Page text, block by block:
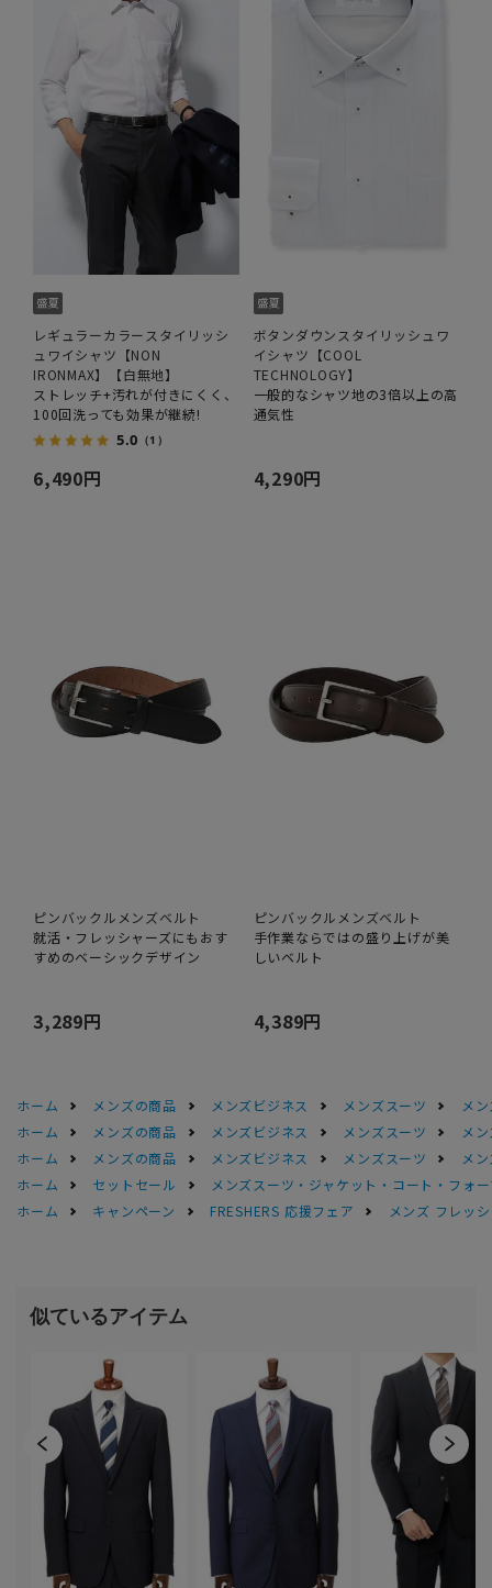
レギュラーカラースタイリッシ
ュワイシャツ【NON
IRONMAX】【白無地】
ストレッチ+汚れが付きにくく、
100回洗っても効果が継続!
5.0 （1）
6,490円
ボタンダウンスタイリッシュワ
イシャツ【COOL
TECHNOLOGY】
一般的なシャツ地の3倍以上の高
通気性
4,290円
ピンバックルメンズベルト
就活・フレッシャーズにもおす
すめのベーシックデザイン
3,289円
ピンバックルメンズベルト
手作業ならではの盛り上げが美
しいベルト
4,389円
ホーム メンズの商品 メンズビジネス メンズスーツ
メ
ホーム
メンズの商品 メンズビジネス メンズスーツ
メ
ホーム
メンズの商品 メンズビジネス メンズスーツ
メ
ホーム
セットセール
メンズスーツ・ジャケット・コート・フォ
ホーム
キャンペーン FRESHERS 応援フェア メンズ フレッ